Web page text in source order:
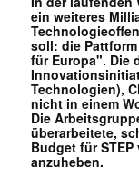
ein weiteres
soll: die
für Europa". Die
Technologien),
nicht in einem
Die
überarbeitete,
Budget für
anzuheben.